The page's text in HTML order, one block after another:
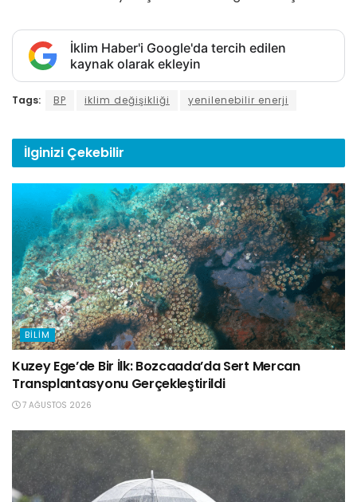
İklim Haber'i Google'da tercih edilen
kaynak olarak ekleyin
Tags: BP iklim değişikliği yenilenebilir enerji
İlginizi Çekebilir
BILIM
Kuzey Ege’de Bir İlk: Bozcaada’da Sert Mercan
Transplantasyonu Gerçekleştirildi
7 AĞUSTOS 2026